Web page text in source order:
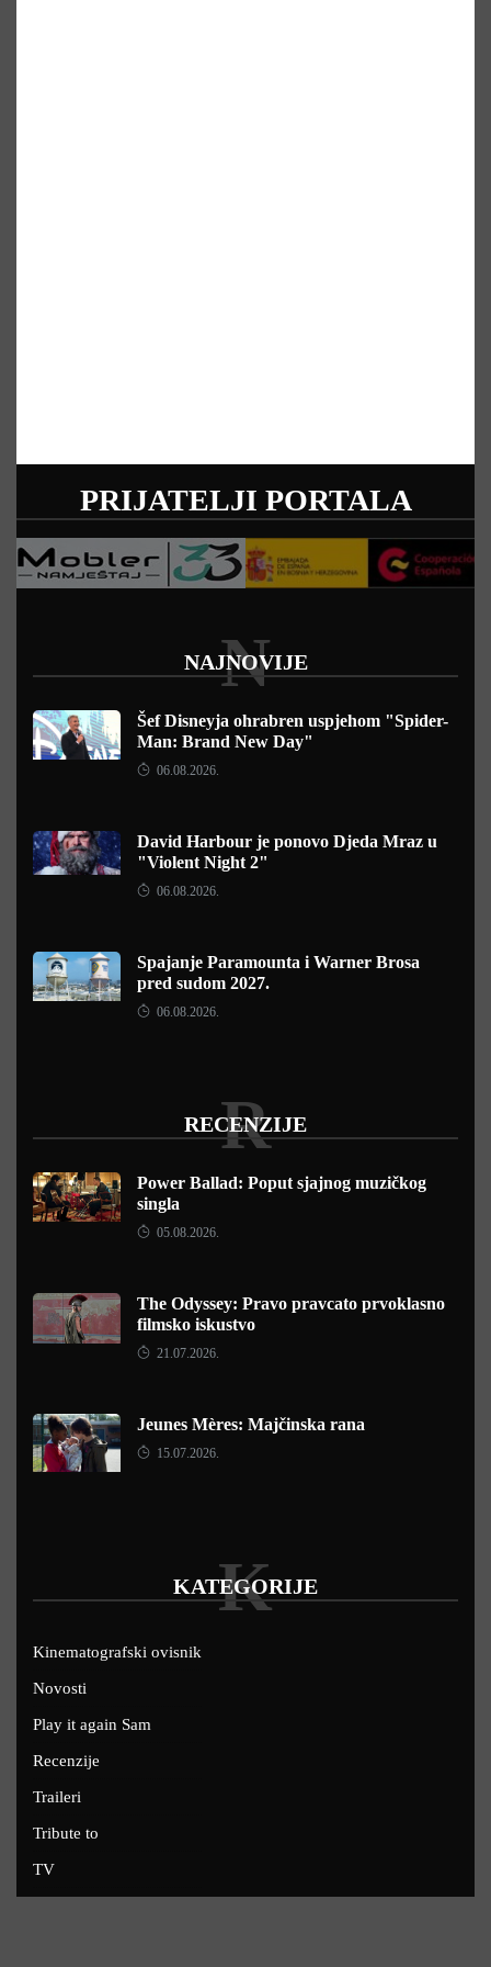
PRIJATELJI PORTALA
NAJNOVIJE
N
Šef Disneyja ohrabren uspjehom "Spider-
Man: Brand New Day"
06.08.2026.
David Harbour je ponovo Djeda Mraz u
"Violent Night 2"
06.08.2026.
Spajanje Paramounta i Warner Brosa
pred sudom 2027.
06.08.2026.
RECENZIJE
R
Power Ballad: Poput sjajnog muzičkog
singla
05.08.2026.
The Odyssey: Pravo pravcato prvoklasno
filmsko iskustvo
21.07.2026.
Jeunes Mères: Majčinska rana
15.07.2026.
KATEGORIJE
K
Kinematografski ovisnik
Novosti
Play it again Sam
Recenzije
Traileri
Tribute to
TV